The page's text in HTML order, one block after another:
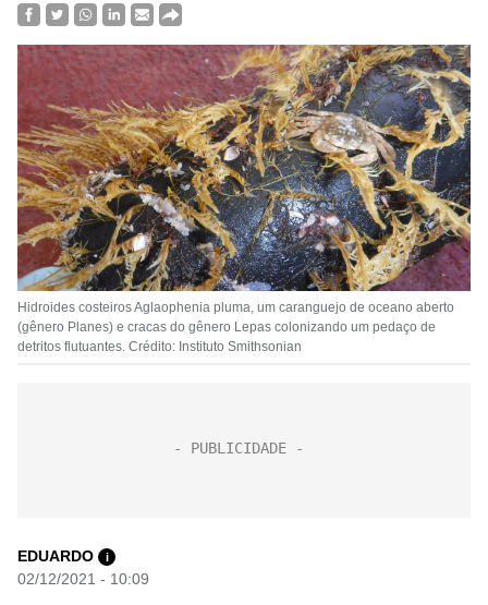
Hidroides costeiros Aglaophenia pluma, um caranguejo de oceano aberto
(gênero Planes) e cracas do gênero Lepas colonizando um pedaço de
detritos flutuantes. Crédito: Instituto Smithsonian
EDUARDO i
02/12/2021 - 10:09